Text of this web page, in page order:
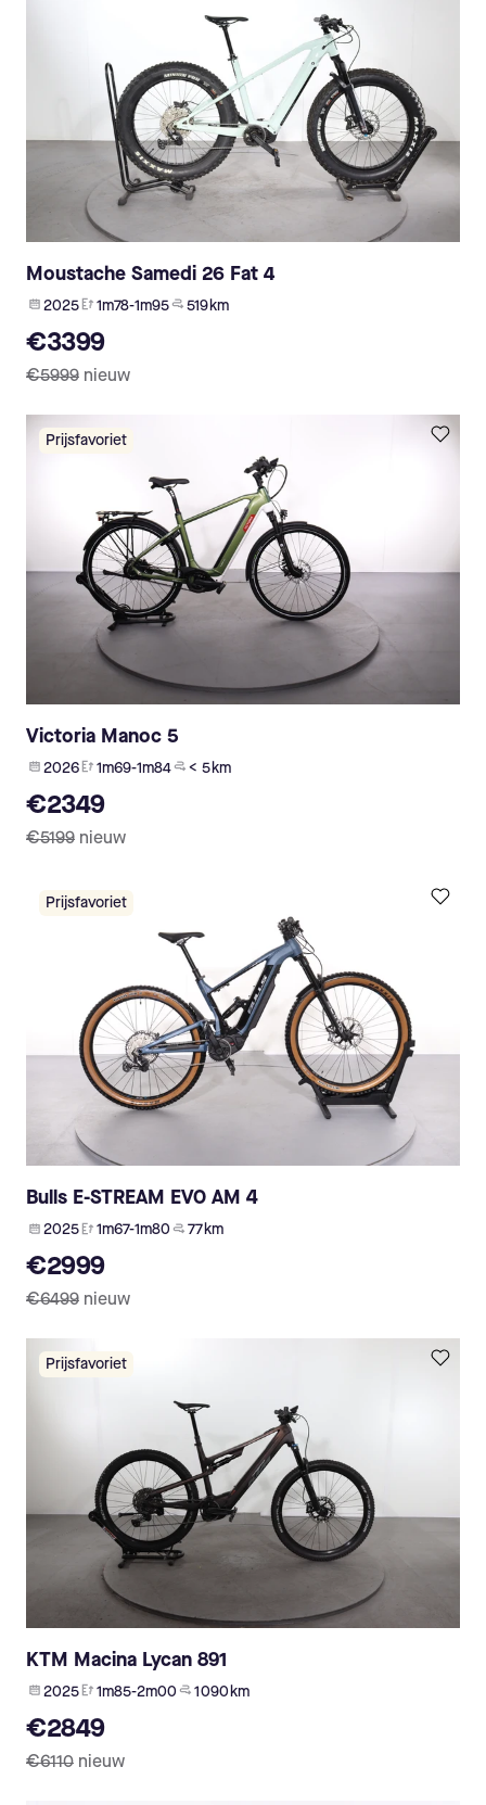
Moustache Samedi 26 Fat 4
2025 1m78-1m95 519 km
€3399
€5999 nieuw
Prijsfavoriet
Victoria Manoc 5
2026 1m69-1m84 < 5 km
€2349
€5199 nieuw
Prijsfavoriet
Bulls E-STREAM EVO AM 4
2025 1m67-1m80 77 km
€2999
€6499 nieuw
Prijsfavoriet
KTM Macina Lycan 891
2025 1m85-2m00 1 090 km
€2849
€6110 nieuw